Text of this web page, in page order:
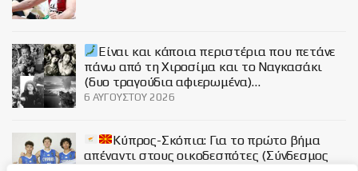
Είναι και κάποια περιστέρια που πετάνε
πάνω από τη Χιροσίμα και το Ναγκασάκι
(δυο τραγούδια αφιερωμένα)…
6 ΑΥΓΟΎΣΤΟΥ 2026
Κύπρος-Σκόπια: Για το πρώτο βήμα
απέναντι στους οικοδεσπότες (Σύνδεσμος